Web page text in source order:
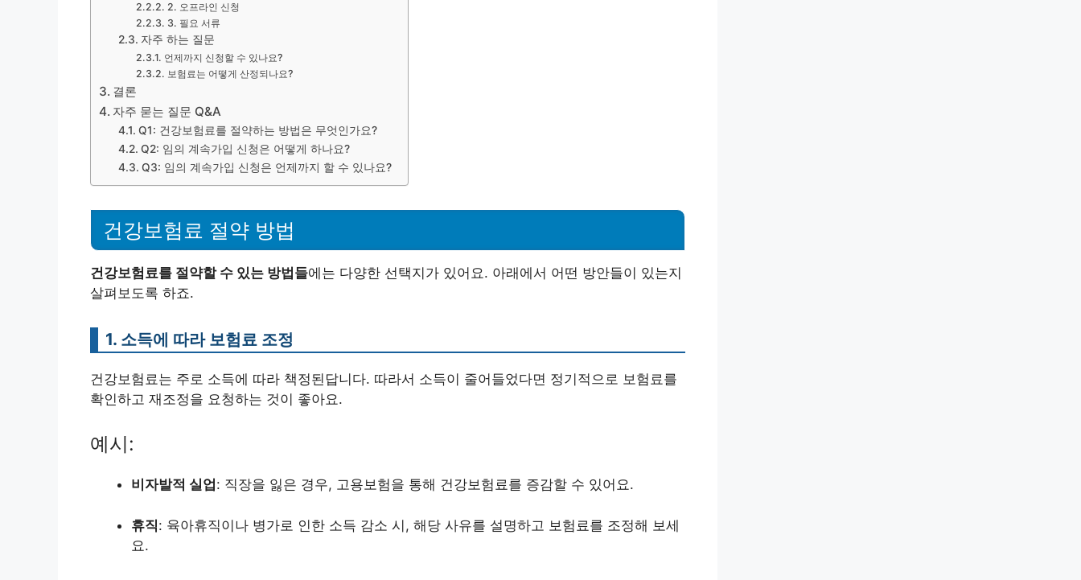
2. 오프라인 신청
3. 필요 서류
자주 하는 질문
언제까지 신청할 수 있나요?
보험료는 어떻게 산정되나요?
결론
자주 묻는 질문 Q&A
Q1: 건강보험료를 절약하는 방법은 무엇인가요?
Q2: 임의 계속가입 신청은 어떻게 하나요?
Q3: 임의 계속가입 신청은 언제까지 할 수 있나요?
건강보험료 절약 방법
건강보험료를 절약할 수 있는 방법들에는 다양한 선택지가 있어요. 아래에서 어떤 방안들이 있는지
살펴보도록 하죠.
1. 소득에 따라 보험료 조정
건강보험료는 주로 소득에 따라 책정된답니다. 따라서 소득이 줄어들었다면 정기적으로 보험료를
확인하고 재조정을 요청하는 것이 좋아요.
예시:
비자발적 실업 : 직장을 잃은 경우, 고용보험을 통해 건강보험료를 증감할 수 있어요.
휴직: 육아휴직이나 병가로 인한 소득 감소 시, 해당 사유를 설명하고 보험료를 조정해 보세
요.